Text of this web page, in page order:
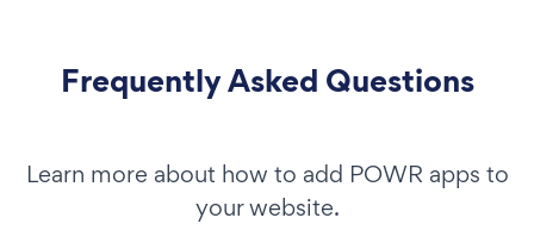
Frequently Asked Questions
Learn more about how to add POWR apps to
your website.